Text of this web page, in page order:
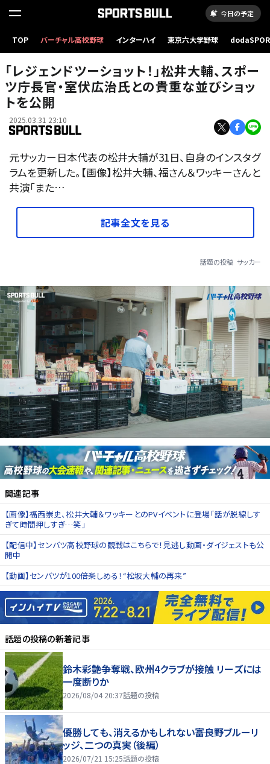
今日の予定
TOP バーチャル高校野球 インターハイ 東京六大学野球
「レジェンドツーショット！」松井大輔、スポー
ツ庁長官・室伏広治氏との貴重な並びショッ
トを公開
2025.03.31 23:10
元サッカー日本代表の松井大輔が31日、自身のインスタグ
ラムを更新した。【画像】松井大輔、福さん＆ワッキーさんと
共演「また…
記事全文を見る
話題の投稿 サッカー
関連記事
【画像】福西崇史、松井大輔＆ワッキーとのPVイベントに登場「話が脱線しす
ぎて時間押しすぎ…笑」
【配信中】センバツ高校野球の観戦はこちらで！見逃し動画・ダイジェストも公
開中
【動画】センバツが100倍楽しめる！“松坂大輔の再来”
話題の投稿の新着記事
鈴木彩艶争奪戦、欧州4クラブが接触 リーズには
一度断りか
2026/08/04 20:37話題の投稿
優勝しても、消えるかもしれない――富良野ブルーリ
ッジ、二つの真実（後編）
2026/07/21 15:25話題の投稿